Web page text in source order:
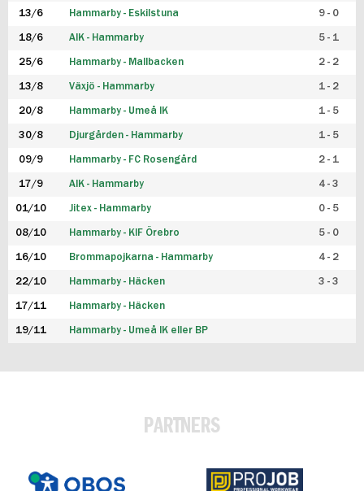
13/6 Hammarby - Eskilstuna 9 - 0
18/6 AIK - Hammarby 5 - 1
25/6 Hammarby - Mallbacken 2 - 2
13/8 Växjö - Hammarby 1 - 2
20/8 Hammarby - Umeå IK 1 - 5
30/8 Djurgården - Hammarby 1 - 5
09/9 Hammarby - FC Rosengård 2 - 1
17/9 AIK - Hammarby 4 - 3
01/10 Jitex - Hammarby 0 - 5
08/10 Hammarby - KIF Örebro 5 - 0
16/10 Brommapojkarna - Hammarby 4 - 2
22/10 Hammarby - Häcken 3 - 3
17/11 Hammarby - Häcken
19/11 Hammarby - Umeå IK eller BP
PARTNERS